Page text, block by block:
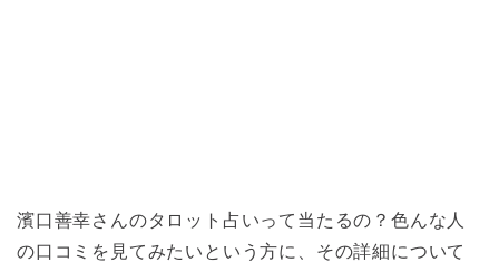
濱口善幸さんのタロット占いって当たるの？色んな人
の口コミを見てみたいという方に、その詳細について